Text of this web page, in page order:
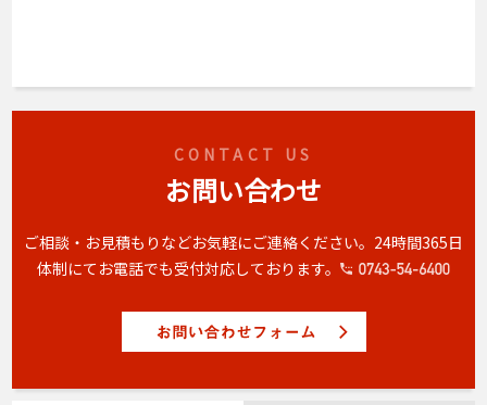
CONTACT US
お問い合わせ
ご相談・お見積もりなどお気軽にご連絡ください。 24時間365日
体制にてお電話でも受付対応しております。